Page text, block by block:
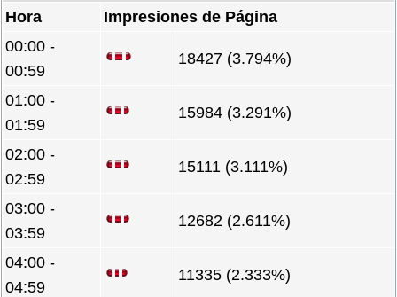
Hora
Impresiones de Página
00:00 -
00:59
18427 (3.794%)
01:00 -
01:59
15984 (3.291%)
02:00 -
02:59
15111 (3.111%)
03:00 -
03:59
12682 (2.611%)
04:00 -
04:59
11335 (2.333%)